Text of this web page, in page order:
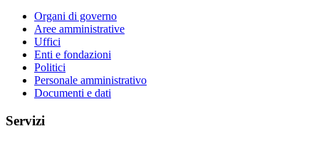
Organi di governo
Aree amministrative
Uffici
Enti e fondazioni
Politici
Personale amministrativo
Documenti e dati
Servizi